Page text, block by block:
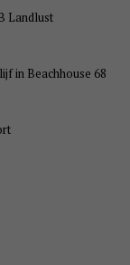
Landlust
in Beachhouse 68